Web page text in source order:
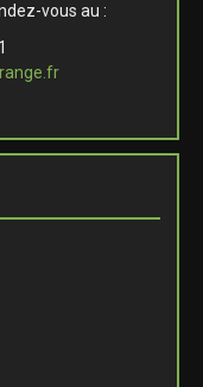
vous au :